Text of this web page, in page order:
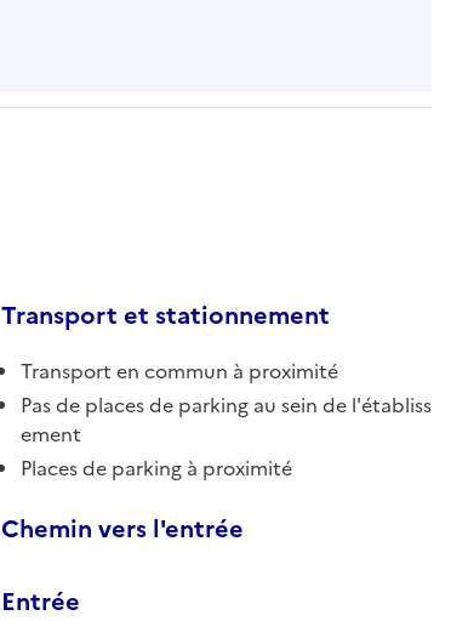
Transport et stationnement
Transport en commun à proximité
Pas de places de parking au sein de l'établiss
ement
Places de parking à proximité
Chemin vers l'entrée
Entrée